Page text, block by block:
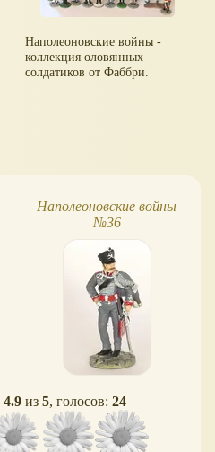
Наполеоновские войны -
коллекция оловянных
солдатиков от Фаббри.
Наполеоновские войны
№36
4.9 из 5, голосов: 24